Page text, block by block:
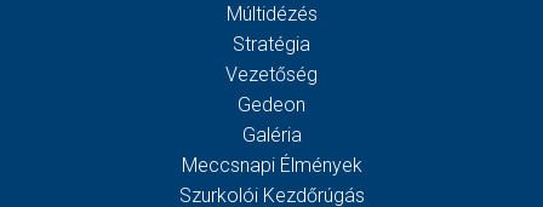
Múltidézés
Stratégia
Vezetőség
Gedeon
Galéria
Meccsnapi Élmények
Szurkolói Kezdőrúgás